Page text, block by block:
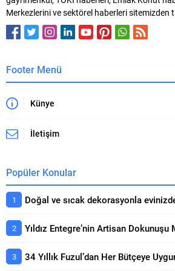
Shui’ye göre ev düzenlemede öne
çıkan önemli noktalar arasında
aynaların yerleşimi, giriş bölümü,
mobilya...
Hijyen
bakteriler
Merkezlerini ve sektörel haberleri sitemizden
Footer Menü
Künye
İletişim
Popüler Konular
Doğal ve sıcak dekorasyonla
Yıldız Entegre’nin Artisan
34 Yıllık Fuzul’dan Her Bütçeye